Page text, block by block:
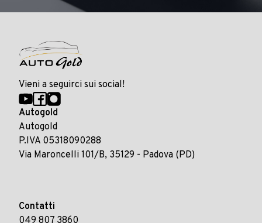
Vieni a seguirci sui social!
Autogold
Autogold
P.IVA 05318090288
Via Maroncelli 101/B, 35129 - Padova (PD)
Contatti
049 807 3860